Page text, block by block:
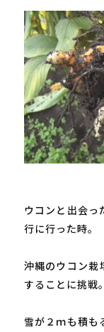
ウコンと出会っ
行に行った時。
沖縄のウコン栽
することに挑戦。
雪が２ｍも積も